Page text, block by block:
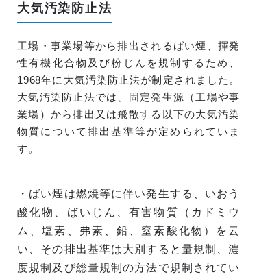
大気汚染防止法
工場・事業場等から排出されるばい煙、揮発
性有機化合物及び粉じんを規制するため、
1968年に大気汚染防止法が制定されました。
大気汚染防止法では、固定発生源（工場や事
業場）から排出又は飛散する以下の大気汚染
物質について排出基準等が定められていま
す。
・ばい煙は燃焼等に伴い発生する、いおう
酸化物、ばいじん、有害物質（カドミウ
ム、塩素、弗素、鉛、窒素酸化物）を云
い、その排出基準は大別すると量規制、濃
度規制及び総量規制の方法で規制されてい